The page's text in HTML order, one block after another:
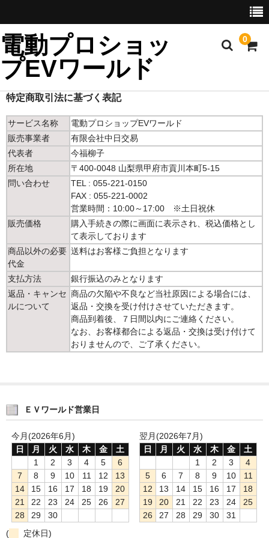
電動プロショッ
プEVワールド
0
ホーム
製品一覧
輸入代行
輸入車
発電機
電動ミニカー
電動トライク
どうやって購入するの？
特定商取引法に基づく表記
サービス名称
電動プロショップEVワールド
販売事業者
有限会社中日交易
代表者
今福柳子
所在地
〒400-0048 山梨県甲府市貢川本町5-15
問い合わせ
TEL : 055-221-0150
FAX : 055-221-0002
営業時間：10:00～17:00 ※土日祝休
販売価格
購入手続きの際に画面に表示され、税込価格とし
て表示しております
商品以外の必要
代金
送料はお客様ご負担となります
支払方法
銀行振込のみとなります
返品・キャンセ
ルについて
商品の欠陥や不良など当社原因による場合には、
返品・交換を受け付けさせていただきます。
商品到着後、７日間以内にご連絡ください。
なお、お客様都合による返品・交換は受け付けて
おりませんので、ご了承ください。
ＥＶワールド営業日
今月(2026年6月)
日
月 火 水 木 金
土
1
2 3 4 5
6
7
8 9 10 11 12
13
14
15 16 17 18 19
20
21
22 23 24 25 26
27
28
29 30
翌月(2026年7月)
日
月 火 水 木 金
土
1
2 3
4
5
6 7 8 9 10
11
12
13 14 15 16 17
18
19
20 21 22 23 24
25
26
27 28 29 30
31
(
定休日)